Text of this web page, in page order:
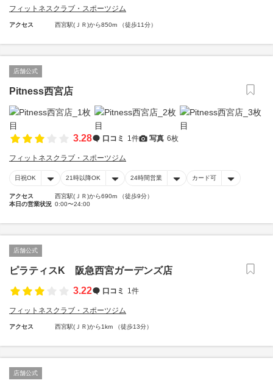
フィットネスクラブ・スポーツジム
アクセス 西宮駅(ＪＲ)から850m （徒歩11分）
店舗公式
Pitness西宮店
3.28 口コミ 1件 写真 6枚
フィットネスクラブ・スポーツジム
日祝OK 21時以降OK 24時間営業 カード可
アクセス
西宮駅(ＪＲ)から690m （徒歩9分）
本日の営業状況 0:00〜24:00
店舗公式
ピラティスK 阪急西宮ガーデンズ店
3.22
口コミ 1件
フィットネスクラブ・スポーツジム
アクセス 西宮駅(ＪＲ)から1km （徒歩13分）
店舗公式